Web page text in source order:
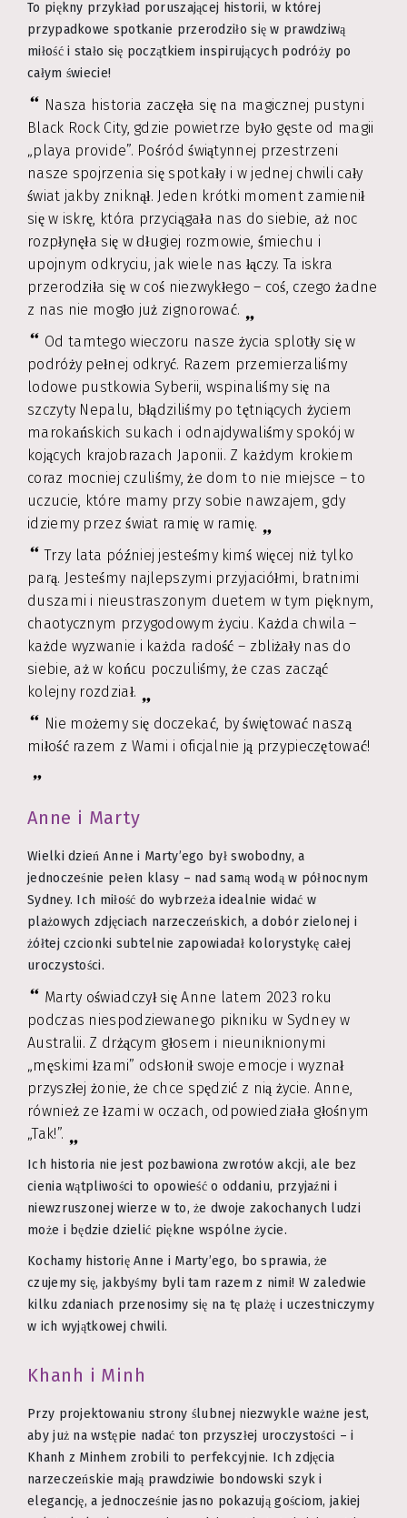
To piękny przykład poruszającej historii, w której
przypadkowe spotkanie przerodziło się w prawdziwą
miłość i stało się początkiem inspirujących podróży po
całym świecie!
Nasza historia zaczęła się na magicznej pustyni
Black Rock City, gdzie powietrze było gęste od magii
„playa provide”. Pośród świątynnej przestrzeni
nasze spojrzenia się spotkały i w jednej chwili cały
świat jakby zniknął. Jeden krótki moment zamienił
się w iskrę, która przyciągała nas do siebie, aż noc
rozpłynęła się w długiej rozmowie, śmiechu i
upojnym odkryciu, jak wiele nas łączy. Ta iskra
przerodziła się w coś niezwykłego – coś, czego żadne
z nas nie mogło już zignorować.
Od tamtego wieczoru nasze życia splotły się w
podróży pełnej odkryć. Razem przemierzaliśmy
lodowe pustkowia Syberii, wspinaliśmy się na
szczyty Nepalu, błądziliśmy po tętniących życiem
marokańskich sukach i odnajdywaliśmy spokój w
kojących krajobrazach Japonii. Z każdym krokiem
coraz mocniej czuliśmy, że dom to nie miejsce – to
uczucie, które mamy przy sobie nawzajem, gdy
idziemy przez świat ramię w ramię.
Trzy lata później jesteśmy kimś więcej niż tylko
parą. Jesteśmy najlepszymi przyjaciółmi, bratnimi
duszami i nieustraszonym duetem w tym pięknym,
chaotycznym przygodowym życiu. Każda chwila –
każde wyzwanie i każda radość – zbliżały nas do
siebie, aż w końcu poczuliśmy, że czas zacząć
kolejny rozdział.
Nie możemy się doczekać, by świętować naszą
miłość razem z Wami i oficjalnie ją przypieczętować!
Anne i Marty
Wielki dzień Anne i Marty’ego był swobodny, a
jednocześnie pełen klasy – nad samą wodą w północnym
Sydney. Ich miłość do wybrzeża idealnie widać w
plażowych zdjęciach narzeczeńskich, a dobór zielonej i
żółtej czcionki subtelnie zapowiadał kolorystykę całej
uroczystości.
Marty oświadczył się Anne latem 2023 roku
podczas niespodziewanego pikniku w Sydney w
Australii. Z drżącym głosem i nieuniknionymi
„męskimi łzami” odsłonił swoje emocje i wyznał
przyszłej żonie, że chce spędzić z nią życie. Anne,
również ze łzami w oczach, odpowiedziała głośnym
„Tak!”.
Ich historia nie jest pozbawiona zwrotów akcji, ale bez
cienia wątpliwości to opowieść o oddaniu, przyjaźni i
niewzruszonej wierze w to, że dwoje zakochanych ludzi
może i będzie dzielić piękne wspólne życie.
Kochamy historię Anne i Marty’ego, bo sprawia, że
czujemy się, jakbyśmy byli tam razem z nimi! W zaledwie
kilku zdaniach przenosimy się na tę plażę i uczestniczymy
w ich wyjątkowej chwili.
Khanh i Minh
Przy projektowaniu strony ślubnej niezwykle ważne jest,
aby już na wstępie nadać ton przyszłej uroczystości – i
Khanh z Minhem zrobili to perfekcyjnie. Ich zdjęcia
narzeczeńskie mają prawdziwie bondowski szyk i
elegancję, a jednocześnie jasno pokazują gościom, jakiej